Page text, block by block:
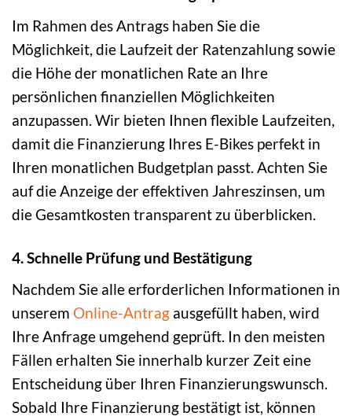
Im Rahmen des Antrags haben Sie die
Möglichkeit, die Laufzeit der Ratenzahlung sowie
die Höhe der monatlichen Rate an Ihre
persönlichen finanziellen Möglichkeiten
anzupassen. Wir bieten Ihnen flexible Laufzeiten,
damit die Finanzierung Ihres E-Bikes perfekt in
Ihren monatlichen Budgetplan passt. Achten Sie
auf die Anzeige der effektiven Jahreszinsen, um
die Gesamtkosten transparent zu überblicken.
4. Schnelle Prüfung und Bestätigung
Nachdem Sie alle erforderlichen Informationen in
unserem Online-Antrag ausgefüllt haben, wird
Ihre Anfrage umgehend geprüft. In den meisten
Fällen erhalten Sie innerhalb kurzer Zeit eine
Entscheidung über Ihren Finanzierungswunsch.
Sobald Ihre Finanzierung bestätigt ist, können